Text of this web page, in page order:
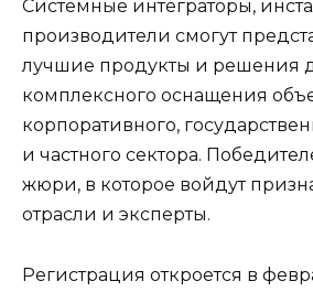
Системные интеграторы,
производители смогут
лучшие продукты и решения
комплексного оснащения
корпоративного,
и частного сектора.
жюри, в которое войдут
отрасли и эксперты.
Регистрация откроется в